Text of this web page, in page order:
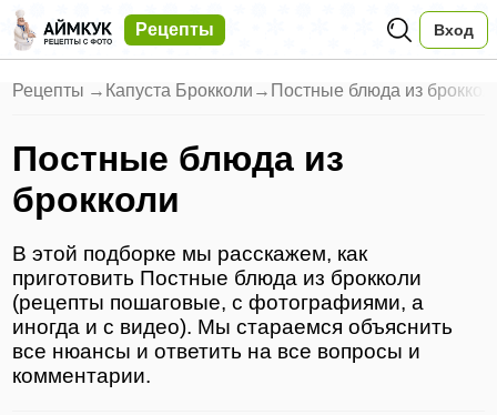
Рецепты Вход
Рецепты → Капуста Брокколи → Постные блюда из
Постные блюда из
брокколи
В этой подборке мы расскажем, как
приготовить Постные блюда из брокколи
(рецепты пошаговые, с фотографиями, а
иногда и с видео). Мы стараемся объяснить
все нюансы и ответить на все вопросы и
комментарии.